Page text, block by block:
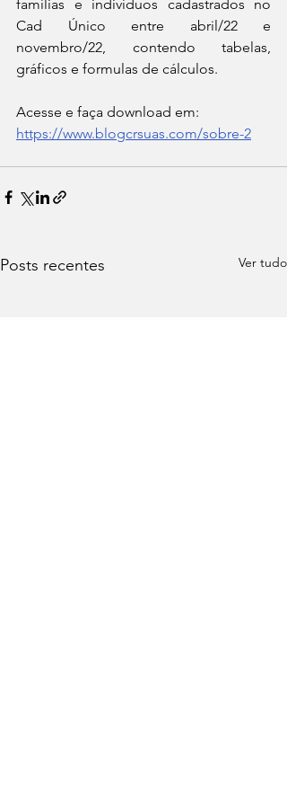
famílias e indivíduos cadastrados no
Cad Único entre abril/22 e
novembro/22, contendo tabelas,
gráficos e formulas de cálculos.
Acesse e faça download em:
https://www.blogcrsuas.com/sobre-2
Posts recentes Ver tudo